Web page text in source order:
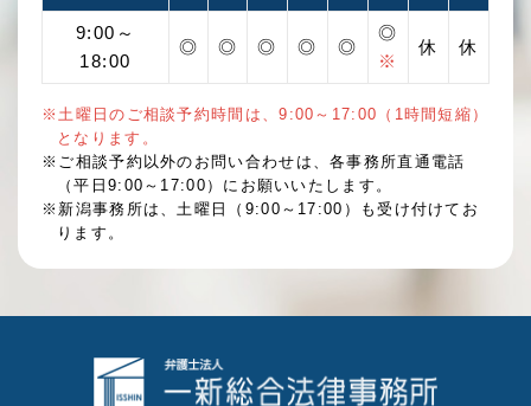
9:00～
18:00
◎ ◎ ◎ ◎ ◎
◎
※
休 休
※土曜日のご相談予約時間は、9:00～17:00（1時間短縮）
となります。
※ご相談予約以外のお問い合わせは、各事務所直通電話
（平日9:00～17:00）にお願いいたします。
※新潟事務所は、土曜日（9:00～17:00）も受け付けてお
ります。